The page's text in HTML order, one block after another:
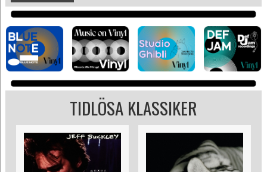
TIDLÖSA KLASSIKER